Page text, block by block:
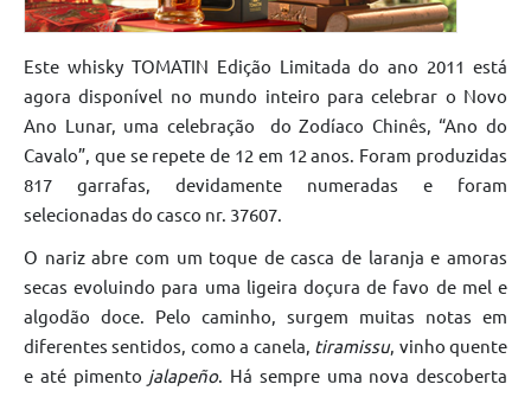
Este whisky TOMATIN Edição Limitada do ano 2011 está
agora disponível no mundo inteiro para celebrar o Novo
Ano Lunar, uma celebração do Zodíaco Chinês, “Ano do
Cavalo”, que se repete de 12 em 12 anos. Foram produzidas
817 garrafas, devidamente numeradas e foram
selecionadas do casco nr. 37607.
O nariz abre com um toque de casca de laranja e amoras
secas evoluindo para uma ligeira doçura de favo de mel e
algodão doce. Pelo caminho, surgem muitas notas em
diferentes sentidos, como a canela, tiramissu, vinho quente
e até pimento jalapeño. Há sempre uma nova descoberta